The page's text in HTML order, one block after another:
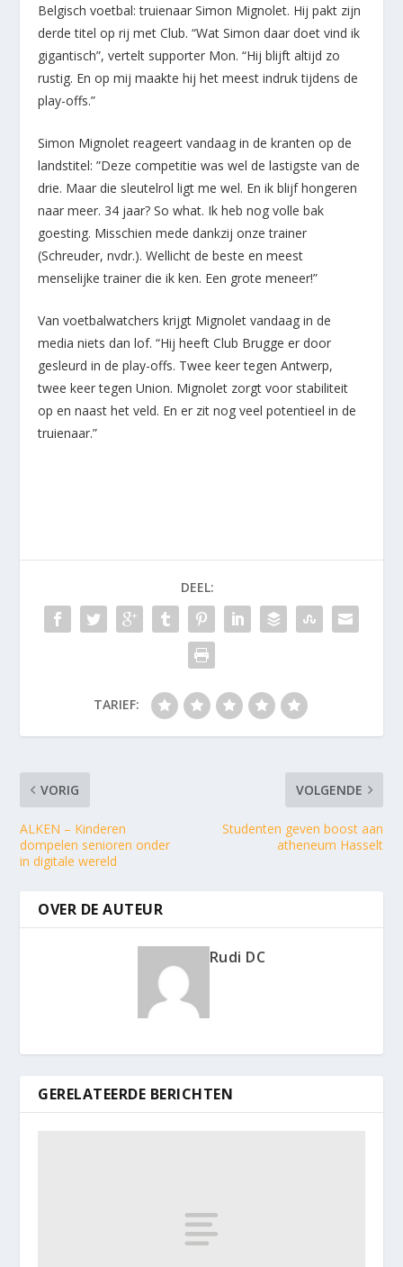
Belgisch voetbal: truienaar Simon Mignolet. Hij pakt zijn
derde titel op rij met Club. “Wat Simon daar doet vind ik
gigantisch”, vertelt supporter Mon. “Hij blijft altijd zo
rustig. En op mij maakte hij het meest indruk tijdens de
play-offs.”
Simon Mignolet reageert vandaag in de kranten op de
landstitel: ”Deze competitie was wel de lastigste van de
drie. Maar die sleutelrol ligt me wel. En ik blijf hongeren
naar meer. 34 jaar? So what. Ik heb nog volle bak
goesting. Misschien mede dankzij onze trainer
(Schreuder, nvdr.). Wellicht de beste en meest
menselijke trainer die ik ken. Een grote meneer!”
Van voetbalwatchers krijgt Mignolet vandaag in de
media niets dan lof. “Hij heeft Club Brugge er door
gesleurd in de play-offs. Twee keer tegen Antwerp,
twee keer tegen Union. Mignolet zorgt voor stabiliteit
op en naast het veld. En er zit nog veel potentieel in de
truienaar.”
DEEL:
TARIEF:
VORIG
ALKEN – Kinderen
dompelen senioren onder
in digitale wereld
VOLGENDE
Studenten geven boost aan
atheneum Hasselt
OVER DE AUTEUR
Rudi DC
GERELATEERDE BERICHTEN